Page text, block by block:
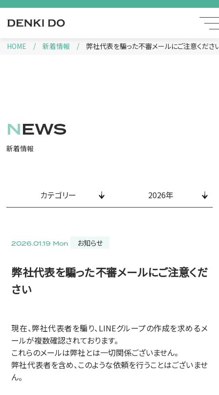
HOME 新着情報 弊社代表を騙った不審メールにご注意くださ
NEWS
新着情報
カテゴリー 2026年
2026.01.19 Mon お知らせ
弊社代表を騙った不審メールにご注意くだ
さい
現在、弊社代表者を騙り、LINEグループの作成を求めるメ
ールが複数確認されております。
これらのメールは弊社とは一切関係ございません。
弊社代表者を含め、このような依頼を行うことはございませ
ん。